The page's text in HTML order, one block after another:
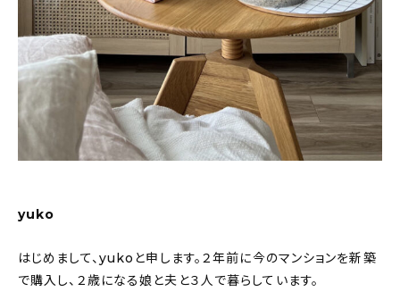
キッズ
About
プライバシーポリシー
yuko
はじめまして、yukoと申します。２年前に今のマンションを新築
で購入し、２歳になる娘と夫と３人で暮らしています。